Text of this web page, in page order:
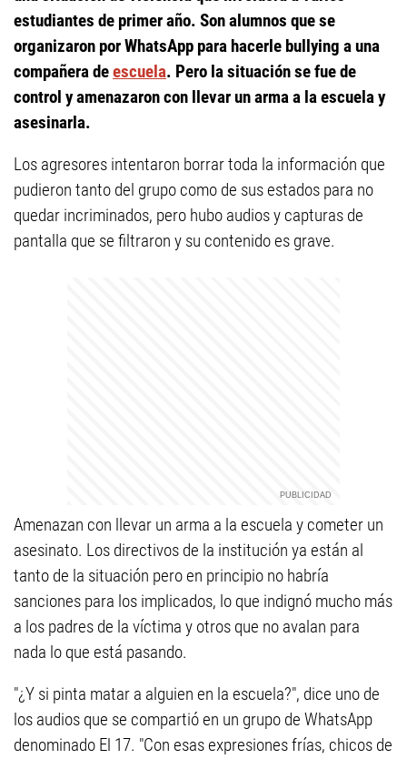
estudiantes de primer año. Son alumnos que se
organizaron por WhatsApp para hacerle bullying a una
compañera deescuela. Pero la situación se fue de
control y amenazaron con llevar un arma a la escuela y
asesinarla.
Los agresores intentaron borrar toda la información que
pudieron tanto del grupo como de sus estados para no
quedar incriminados, pero hubo audios y capturas de
pantalla que se filtraron y su contenido es grave.
Amenazan con llevar un arma a la escuela y cometer un
asesinato. Los directivos de la institución ya están al
tanto de la situación pero en principio no habría
sanciones para los implicados, lo que indignó mucho más
a los padres de la víctima y otros que no avalan para
nada lo que está pasando.
"¿Y si pinta matar a alguien en la escuela?", dice uno de
los audios que se compartió en un grupo de WhatsApp
denominado El 17. "Con esas expresiones frías, chicos de